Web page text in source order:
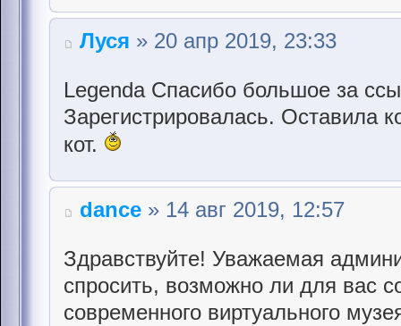
Луся » 20 апр 2019, 23:33
Legenda Спасибо большое за
Зарегистрировалась. Оставила
кот.
dance » 14 авг 2019, 12:57
Здравствуйте! Уважаемая
спросить, возможно ли для вас
современного виртуального